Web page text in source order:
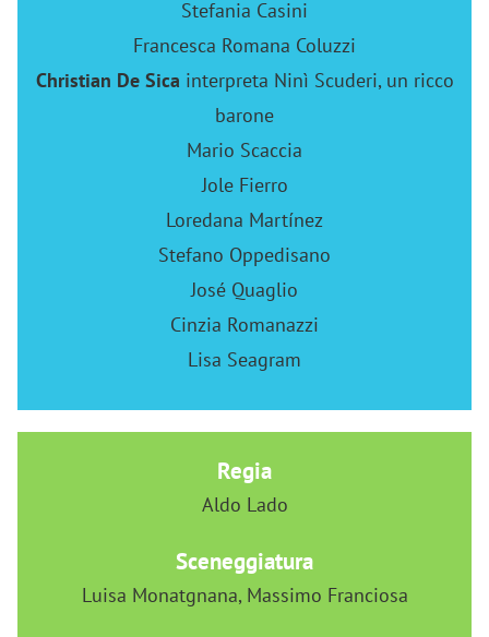
Stefania Casini
Francesca Romana Coluzzi
Christian De Sica interpreta Ninì Scuderi, un ricco
barone
Mario Scaccia
Jole Fierro
Loredana Martínez
Stefano Oppedisano
José Quaglio
Cinzia Romanazzi
Lisa Seagram
Regia
Aldo Lado
Sceneggiatura
Luisa Monatgnana, Massimo Franciosa